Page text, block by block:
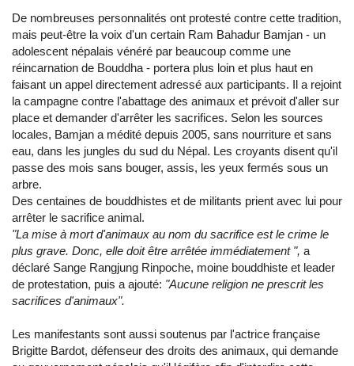
De nombreuses personnalités ont protesté contre cette tradition,
mais peut-être la voix d'un certain Ram Bahadur Bamjan - un
adolescent népalais vénéré par beaucoup comme une
réincarnation de Bouddha - portera plus loin et plus haut en
faisant un appel directement adressé aux participants. Il a rejoint
la campagne contre l'abattage des animaux et prévoit d'aller sur
place et demander d'arrêter les sacrifices. Selon les sources
locales, Bamjan a médité depuis 2005, sans nourriture et sans
eau, dans les jungles du sud du Népal. Les croyants disent qu'il
passe des mois sans bouger, assis, les yeux fermés sous un
arbre.
Des centaines de bouddhistes et de militants prient avec lui pour
arrêter le sacrifice animal.
"La mise à mort d'animaux au nom du sacrifice est le crime le
plus grave. Donc, elle doit être arrêtée immédiatement ", a
déclaré Sange Rangjung Rinpoche, moine bouddhiste et leader
de protestation, puis a ajouté: "Aucune religion ne prescrit les
sacrifices d'animaux".
Les manifestants sont aussi soutenus par l'actrice française
Brigitte Bardot, défenseur des droits des animaux, qui demande